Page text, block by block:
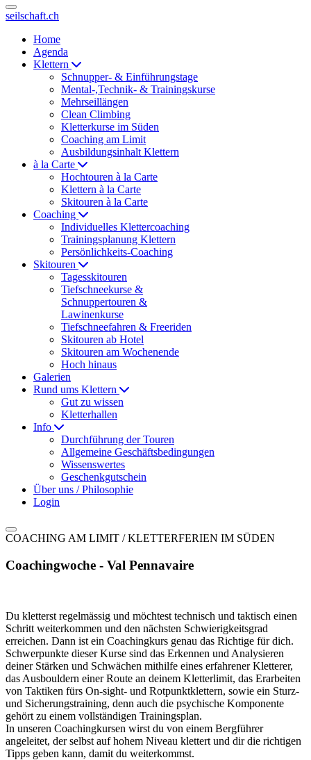
seilschaft.ch
Home
Agenda
Klettern
Schnupper- & Einführungstage
Mental-,Technik- & Trainingskurse
Mehrseillängen
Clean Climbing
Kletterkurse im Süden
Coaching am Limit
Ausbildungsinhalt Klettern
à la Carte
Hochtouren à la Carte
Klettern à la Carte
Skitouren à la Carte
Coaching
Individuelles Klettercoaching
Trainingsplanung Klettern
Persönlichkeits-Coaching
Skitouren
Tagesskitouren
Tiefschneekurse &
Schnuppertouren &
Lawinenkurse
Tiefschneefahren & Freeriden
Skitouren ab Hotel
Skitouren am Wochenende
Hoch hinaus
Galerien
Rund ums Klettern
Gut zu wissen
Kletterhallen
Info
Durchführung der Touren
Allgemeine Geschäftsbedingungen
Wissenswertes
Geschenkgutschein
Über uns / Philosophie
Login
COACHING AM LIMIT / KLETTERFERIEN IM SÜDEN
Coachingwoche - Val Pennavaire
Du kletterst regelmässig und möchtest technisch und taktisch einen
Schritt weiterkommen und den nächsten Schwierigkeitsgrad
erreichen. Dann ist ein Coachingkurs genau das Richtige für dich.
Schwerpunkte dieser Kurse sind das Erkennen und Analysieren
deiner Stärken und Schwächen mithilfe eines erfahrener Kletterer,
das Ausbouldern einer Route an deinem Kletterlimit, das Erarbeiten
von Taktiken fürs On-sight- und Rotpunktklettern, sowie ein Sturz-
und Sicherungstraining, denn auch die psychische Komponente
gehört zu einem vollständigen Trainingsplan.
In unseren Coachingkursen wirst du von einem Bergführer
angeleitet, der selbst auf hohem Niveau klettert und dir die richtigen
Tipps geben kann, damit du weiterkommst.